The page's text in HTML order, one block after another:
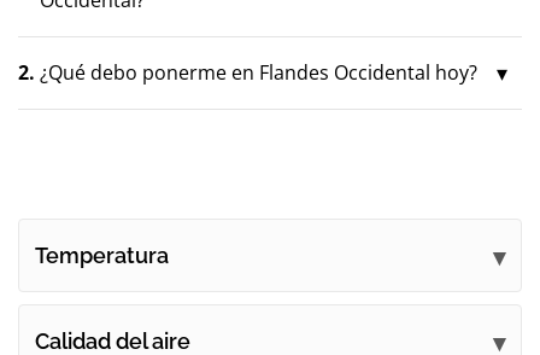
2. ¿Qué debo ponerme en Flandes Occidental hoy?
Temperatura
Calidad del aire